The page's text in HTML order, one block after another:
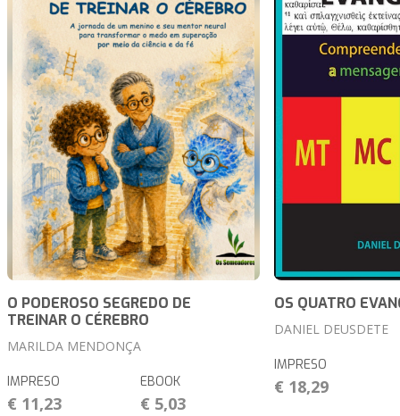
O PODEROSO SEGREDO DE
TREINAR O CÉREBRO
MARILDA MENDONÇA
IMPRESO
€ 11,23
EBOOK
€ 5,03
OS QUATRO
DANIEL DEUSDETE
IMPRESO
€ 18,29